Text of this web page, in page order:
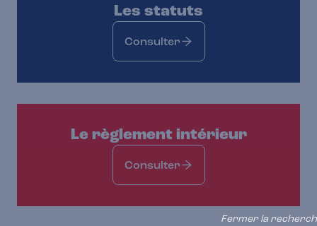
Fermer la
Les statuts
Consulter
Le règlement intérieur
Consulter